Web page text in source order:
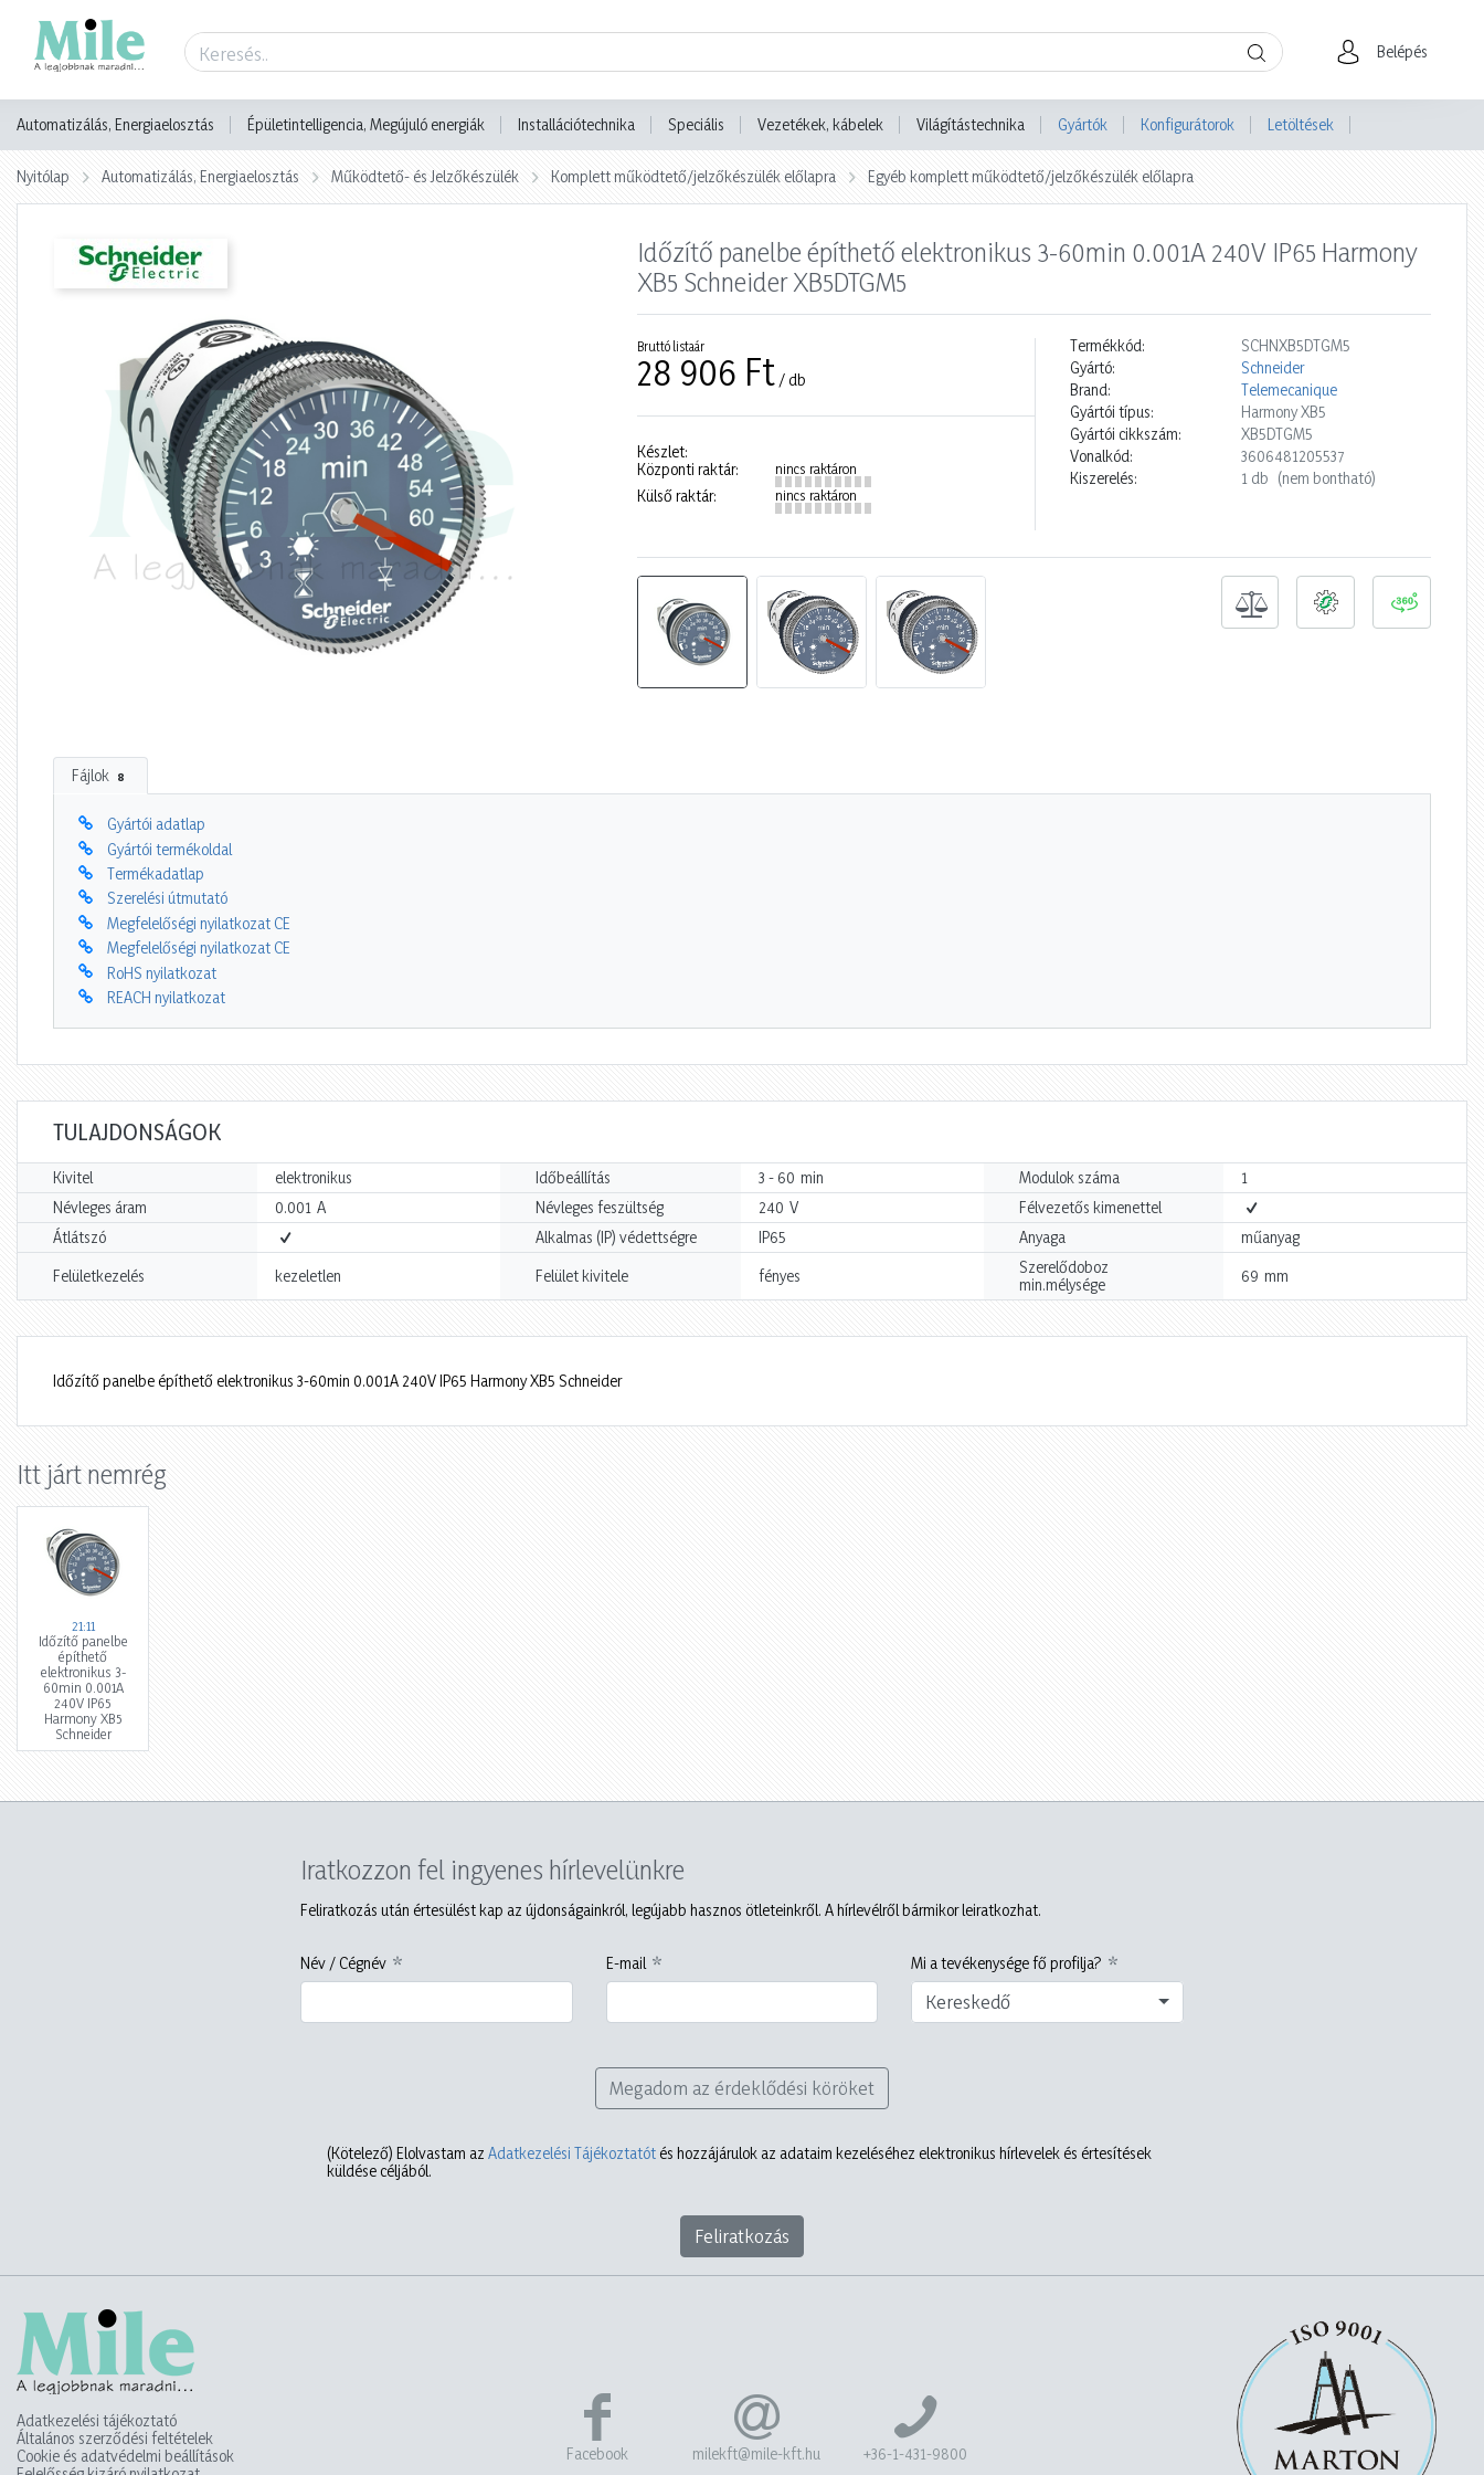
Belépés
Automatizálás, Energiaelosztás Épületintelligencia, Megújuló energiák Installációtechnika Speciális Vezetékek, kábelek Világítástechnika Gyártók Konfigurátorok Letöltések
Nyitólap Automatizálás, Energiaelosztás Működtető- és Jelzőkészülék Komplett működtető/jelzőkészülék előlapra Egyéb komplett működtető/jelzőkészülék előlapra
Időzítő panelbe építhető elektronikus 3-60min 0.001A 240V IP65 Harmony
XB5 Schneider XB5DTGM5
Bruttó listaár
28 906 Ft / db
Készlet:
Központi raktár:
nincs raktáron
Külső raktár: nincs raktáron
Termékkód:
SCHNXB5DTGM5
Gyártó:
Schneider
Brand:
Telemecanique
Gyártói típus:
Harmony XB5
Gyártói cikkszám:
XB5DTGM5
Vonalkód:
3606481205537
Kiszerelés:
1 db (nem bontható)
Fájlok 8
Gyártói adatlap
Gyártói termékoldal
Termékadatlap
Szerelési útmutató
Megfelelőségi nyilatkozat CE
Megfelelőségi nyilatkozat CE
RoHS nyilatkozat
REACH nyilatkozat
TULAJDONSÁGOK
Kivitel elektronikus Időbeállítás 3 - 60 min Modulok száma
1
Névleges áram
0.001 A Névleges feszültség 240 V
Félvezetős kimenettel
Átlátszó
Alkalmas (IP) védettségre IP65 Anyaga műanyag
Felületkezelés kezeletlen Felület kivitele fényes
Szerelődoboz
min.mélysége
69 mm
Időzítő panelbe építhető elektronikus 3-60min 0.001A 240V IP65 Harmony XB5 Schneider
Itt járt nemrég
21:11
Időzítő panelbe
építhető
elektronikus 3-
60min 0.001A
240V IP65
Harmony XB5
Schneider
Iratkozzon fel ingyenes hírlevelünkre
Feliratkozás után értesülést kap az újdonságainkról, legújabb hasznos ötleteinkről. A hírlevélről bármikor leiratkozhat.
Név / Cégnév E-mail Mi a tevékenysége fő profilja?
Kereskedő
Megadom az érdeklődési köröket
(Kötelező) Elolvastam az Adatkezelési Tájékoztatót és hozzájárulok az adataim kezeléséhez elektronikus hírlevelek és értesítések
küldése céljából.
Feliratkozás
Adatkezelési tájékoztató
Általános szerződési feltételek
Cookie és adatvédelmi beállítások
Facebook milekft@mile-kft.hu +36-1-431-9800
Termék adatlap